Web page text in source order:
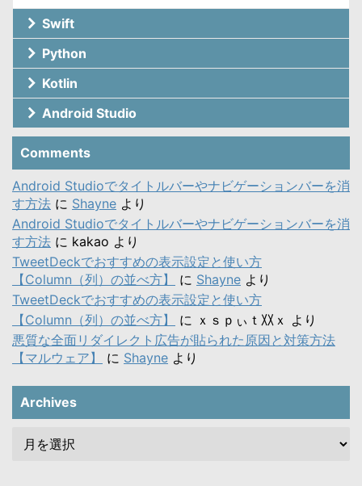
Swift
Python
Kotlin
Android Studio
Comments
Android Studioでタイトルバーやナビゲーションバーを消
す方法 に Shayne より
Android Studioでタイトルバーやナビゲーションバーを消
す方法 に kakao より
TweetDeckでおすすめの表示設定と使い方
【Column（列）の並べ方】
に Shayne より
TweetDeckでおすすめの表示設定と使い方
【Column（列）の並べ方】
に ｘｓｐぃｔ〷ｘ より
悪質な全面リダイレクト広告が貼られた原因と対策方法
【マルウェア】
に Shayne より
Archives